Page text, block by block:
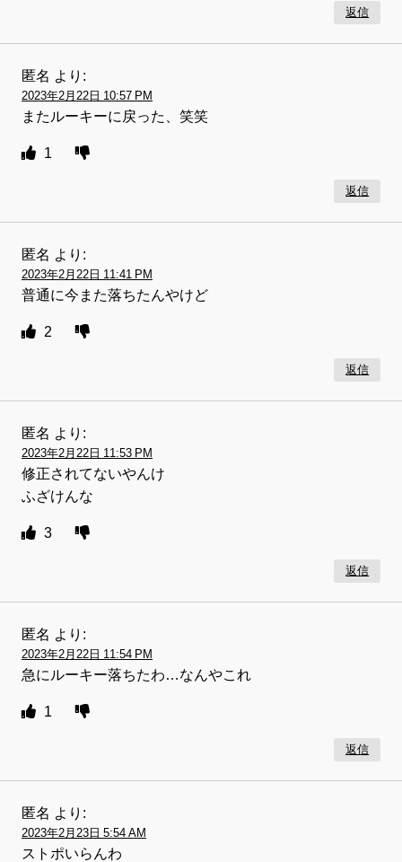
返信
匿名 より:
2023年2月22日 10:57 PM
またルーキーに戻った、笑笑
1
返信
匿名 より:
2023年2月22日 11:41 PM
普通に今また落ちたんやけど
2
返信
匿名 より:
2023年2月22日 11:53 PM
修正されてないやんけ
ふざけんな
3
返信
匿名 より:
2023年2月22日 11:54 PM
急にルーキー落ちたわ…なんやこれ
1
返信
匿名 より:
2023年2月23日 5:54 AM
ストポいらんわ